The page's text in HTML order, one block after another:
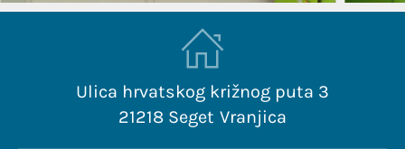
Ulica hrvatskog križnog puta 3
21218 Seget Vranjica